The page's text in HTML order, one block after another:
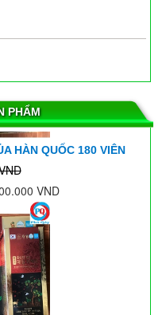
bệnh cho Bác sĩ
PHẨM
HÀN QUỐC 180 VIÊN
VND